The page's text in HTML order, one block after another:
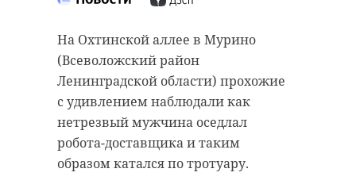
На Охтинской аллее в Мурино
(Всеволожский район
Ленинградской области) прохожие
с удивлением наблюдали как
нетрезвый мужчина оседлал
робота-доставщика и таким
образом катался по тротуару.
В среду, 2 октября, в поселке
Большая Ижора (Ломоносовский
район Ленинградской области)
столкнулись легковушка и
грузовик. Лобовая авария унесла
жизни двух человек.
Как уточнили в пресс-службе ГУ
В среду, 2 октября, Фонд
"Ленинградский рубеж"
опубликовал в своем канале в
Telegram видео с интервью с
военным комиссаром 47 региона
Игорем Янином, который отвечает